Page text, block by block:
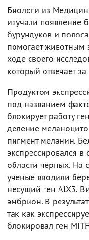
Биологи из
изучали появление
бурундуков и
помогает животным
ходе своего
который отвечает
Продуктом
под названием
блокирует работу
деление
пигмент меланин.
экспрессировался
области черных. На
ученые вводили
несущий ген AlХ3.
эмбрион. В
так как
блокировал ген